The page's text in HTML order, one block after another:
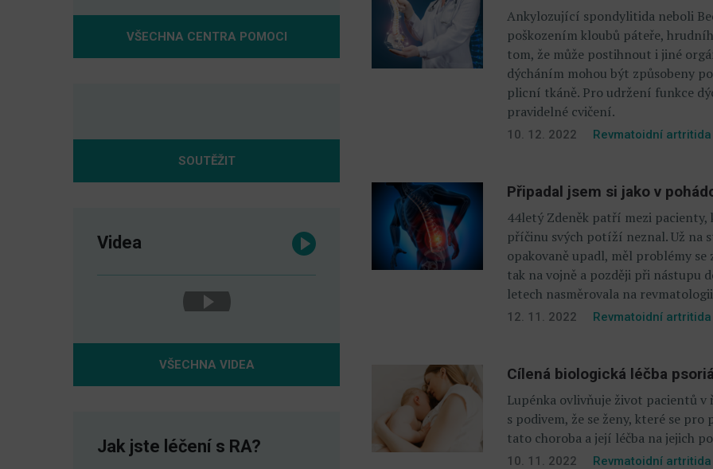
Ankylozující spondylitida neboli
poškozením kloubů páteře,
tom, že může postihnout i jiné
dýcháním mohou být způsobeny
plicní tkáně. Pro udržení funkce
pravidelné cvičení.
10. 12. 2022 Revmatoidní artritida
Připadal jsem si jako v
44letý Zdeněk patří mezi
příčinu svých potíží neznal. Už na
opakovaně upadl, měl problémy
tak na vojně a později při nástupu
letech nasměrovala na
12. 11. 2022 Revmatoidní artritida
Cílená biologická léčba
Lupénka ovlivňuje život pacientů
s podivem, že se ženy, které se
tato choroba a její léčba na jejich
10. 11. 2022 Revmatoidní artritida
VŠECHNA CENTRA POMOCI
SOUTĚŽIT
Videa
VŠECHNA VIDEA
Jak jste léčení s RA?